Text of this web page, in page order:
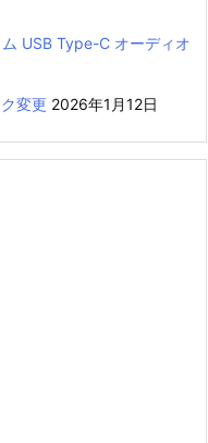
USB Type-C オーディオ
変更 2026年1月12日